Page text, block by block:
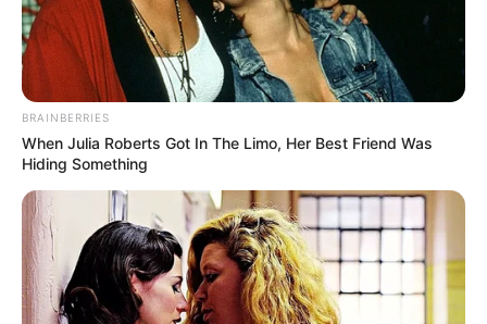
BRAINBERRIES
When Julia Roberts Got In The Limo, Her Best Friend Was
Hiding Something